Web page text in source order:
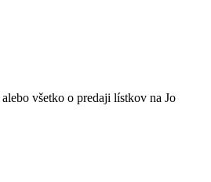
všetko o predaji lístkov na Jo